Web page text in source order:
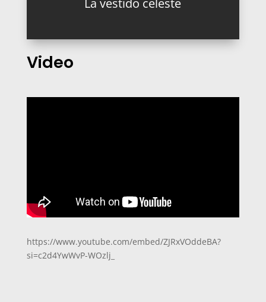
Video
https://www.youtube.com/embed/ZJRxVOddeBA?
si=c2d4YwWvP-WOzlj_